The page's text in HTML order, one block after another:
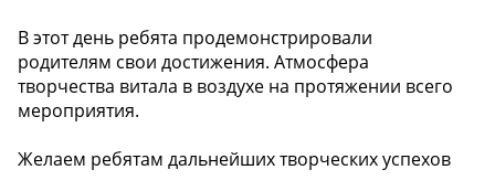
В этот день ребята продемонстрировали
родителям свои достижения. Атмосфера
творчества витала в воздухе на протяжении всего
мероприятия.
Желаем ребятам дальнейших творческих успехов